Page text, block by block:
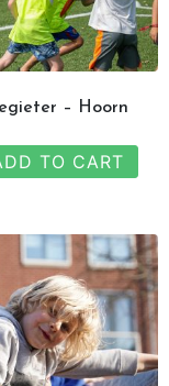
– Hoorn
TO CART